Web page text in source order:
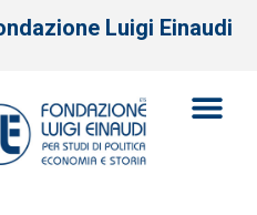
Luigi Einaudi